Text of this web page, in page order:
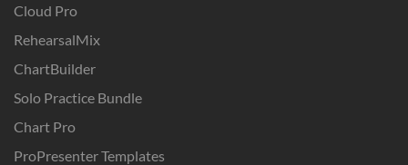
Cloud Pro
RehearsalMix
ChartBuilder
Solo Practice Bundle
Chart Pro
ProPresenter Templates